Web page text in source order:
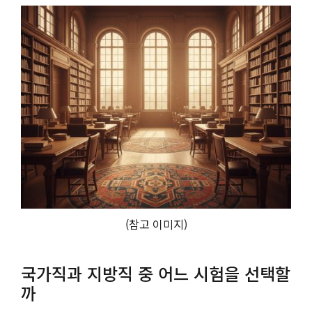
(참고 이미지)
국가직과 지방직 중 어느 시험을 선택할
까